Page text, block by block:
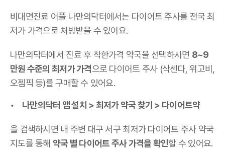
비대면진료 어플 나만의닥터에서는 다이어트 주사를 전국 최
저가 가격으로 처방받을 수 있어요.
나만의닥터에서 진료 후 착한가격 약국을 선택하시면 8~9
만원 수준의 최저가 가격으로 다이어트 주사 (삭센다, 위고비,
오젬픽 등)를 구매할 수 있어요.
나만의닥터 앱 설치 > 최저가 약국 찾기 > 다이어트약
을 검색하시면 내 주변 대구 서구 최저가 다이어트 주사 약국
지도를 통해 약국 별 다이어트 주사 가격을 확인할 수 있어요.